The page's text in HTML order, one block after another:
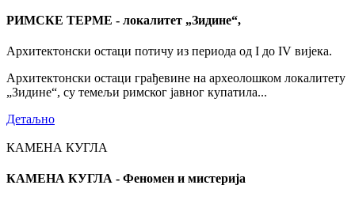
РИМСКЕ ТЕРМЕ - локалитет „Зидине“,
Архитектонски остаци потичу из периода од I до IV вијека.
Архитектонски остаци грађевине на археолошком локалитету
„Зидине“, су темељи римског јавног купатила...
Детаљно
КАМЕНА КУГЛА
КАМЕНА КУГЛА - Феномен и мистерија